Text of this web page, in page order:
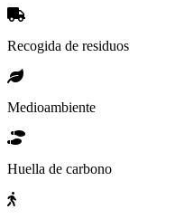
Recogida de residuos
Medioambiente
Huella de carbono